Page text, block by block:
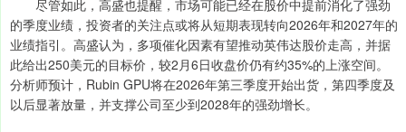
尽管如此，高盛也提醒，市场可能已经在股价中提前消化了强劲
的季度业绩，投资者的关注点或将从短期表现转向2026年和2027年的
业绩指引。高盛认为，多项催化因素有望推动英伟达股价走高，并据
此给出250美元的目标价，较2月6日收盘价仍有约35%的上涨空间。
分析师预计，Rubin GPU将在2026年第三季度开始出货，第四季度及
以后显著放量，并支撑公司至少到2028年的强劲增长。